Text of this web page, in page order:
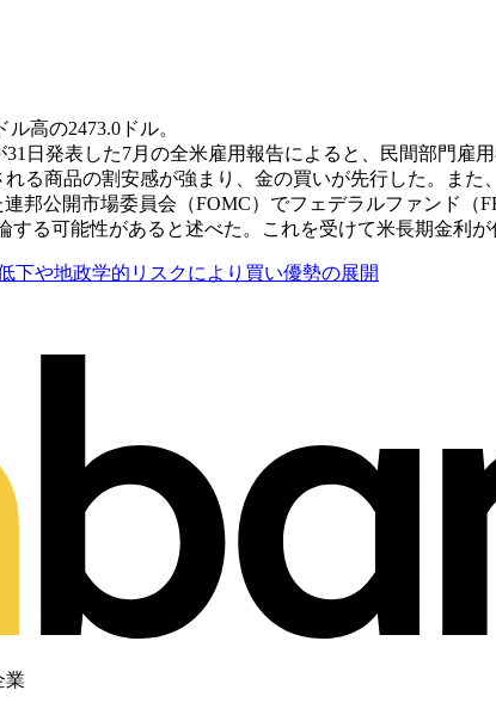
高の2473.0ドル。
日発表した7月の全米雇用報告によると、民間部門雇
る商品の割安感が強まり、金の買いが先行した。ま
邦公開市場委員会（FOMC）でフェデラルファンド
する可能性があると述べた。これを受けて米長期金利
下や地政学的リスクにより買い優勢の展開
業